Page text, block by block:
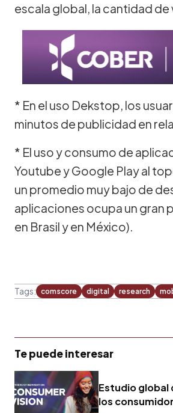
escala global, la cantidad
* En el uso Dekstop, los
minutos de publicidad en
* El uso y consumo de
Youtube y Google Play al
un promedio muy bajo de
aplicaciones ocupa un gran
en Brasil y en México).
Tags: comscore digital research
Te puede interesar
Estudio global
los